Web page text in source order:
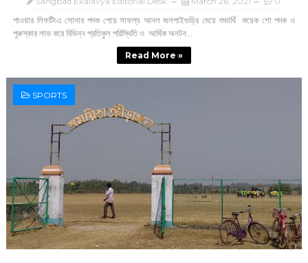
পাওয়ার লিফটিংএ সোনার পদক পেয়ে সাফল্য আনল জলপাইগুড়ির মেয়ে শুভার্থি কয়েক শো পদক ও
পুরুস্কার লাভ করে বিভিন্ন প্রতিকুল পরিস্থিতি ও আর্থিক অনটন...
Read More »
SPORTS